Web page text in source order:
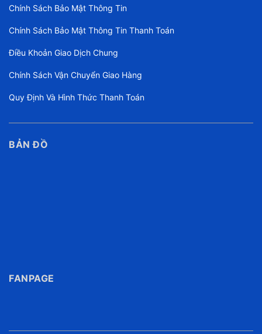
Chính Sách Bảo Mật Thông Tin
Chính Sách Bảo Mật Thông Tin Thanh Toán
Điều Khoản Giao Dịch Chung
Chính Sách Vận Chuyển Giao Hàng
Quy Định Và Hình Thức Thanh Toán
BẢN ĐỒ
FANPAGE